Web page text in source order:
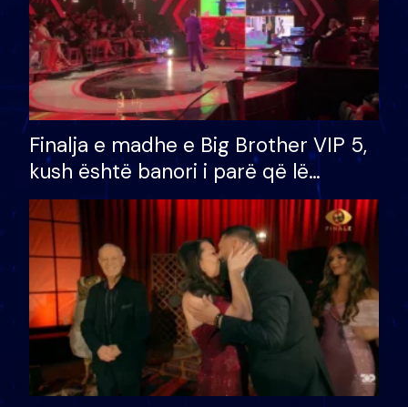
Finalja e madhe e Big Brother VIP 5,
kush është banori i parë që lë
shtëpinë dhe humb mundësinë për
të fituar çmimin e madh